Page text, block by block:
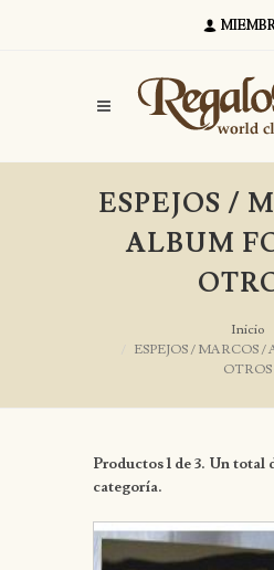
ESPEJOS /
ALBUM
Inicio
ESPEJOS / MARCOS
OTROS
Productos 1 de 3. Un total
categoría.